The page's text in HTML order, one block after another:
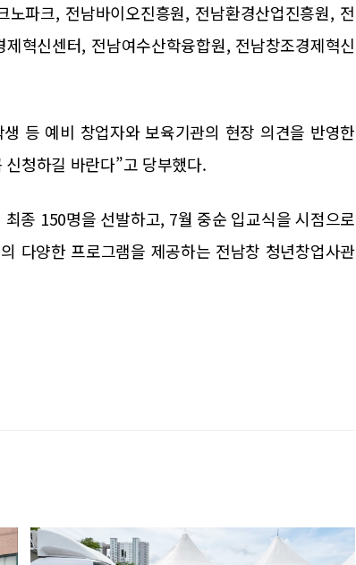
파크, 전남바이오진흥원, 전남환경산업진흥원, 전
혁신센터, 전남여수산학융합원, 전남창조경제혁신
등 예비 창업자와 보육기관의 현장 의견을 반영한
청하길 바란다”고 당부했다.
종 150명을 선발하고, 7월 중순 입교식을 시점으로
다양한 프로그램을 제공하는 전남창 청년창업사관